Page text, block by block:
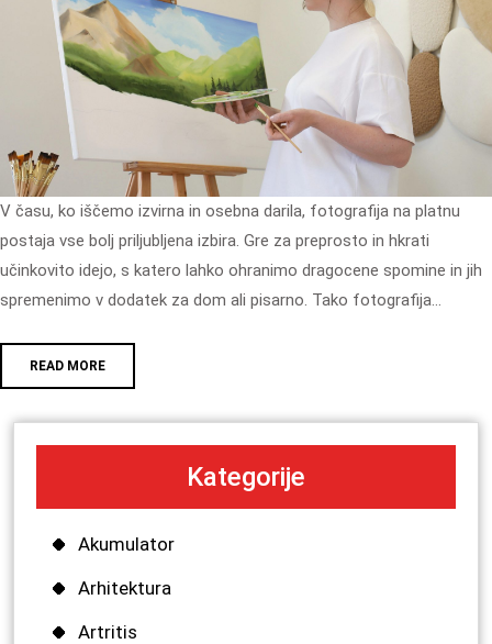
V času, ko iščemo izvirna in osebna darila, fotografija na platnu
postaja vse bolj priljubljena izbira. Gre za preprosto in hkrati
učinkovito idejo, s katero lahko ohranimo dragocene spomine in jih
spremenimo v dodatek za dom ali pisarno. Tako fotografija…
READ MORE
Kategorije
Akumulator
Arhitektura
Artritis